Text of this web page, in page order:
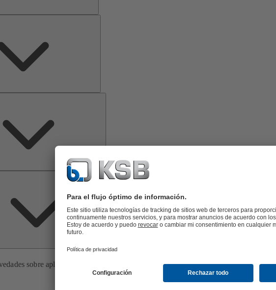
Acerca
sobre aplicaciones